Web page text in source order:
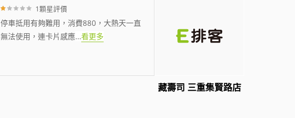
1顆星評價
停車抵用有夠難用，消費880，大熱天一直
無法使用，連卡片感應...看更多
藏壽司 三重集賢路店